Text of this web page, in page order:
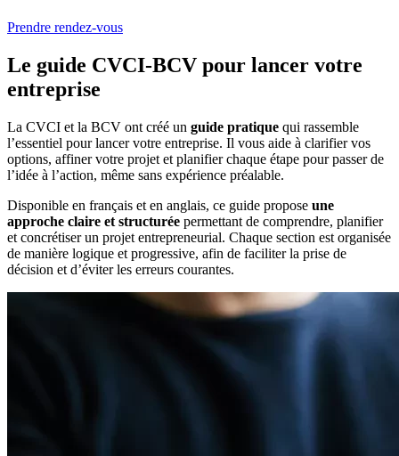
Prendre rendez-vous
Le guide CVCI-BCV pour lancer votre
entreprise
La CVCI et la BCV ont créé un guide pratique qui rassemble
l’essentiel pour lancer votre entreprise. Il vous aide à clarifier vos
options, affiner votre projet et planifier chaque étape pour passer de
l’idée à l’action, même sans expérience préalable.
Disponible en français et en anglais, ce guide propose une
approche claire et structurée permettant de comprendre, planifier
et concrétiser un projet entrepreneurial. Chaque section est organisée
de manière logique et progressive, afin de faciliter la prise de
décision et d’éviter les erreurs courantes.